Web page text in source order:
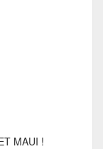
MAUI !